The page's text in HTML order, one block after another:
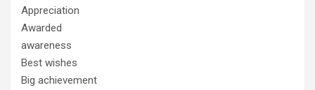
Appreciation
Awarded
awareness
Best wishes
Big achievement